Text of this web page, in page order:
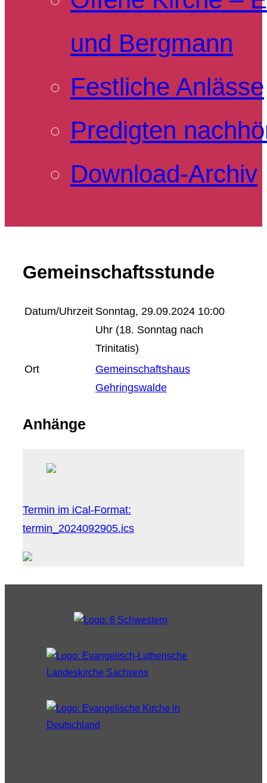
und Bergmann
Festliche Anlässe
Predigten
Download-Archiv
Gemeinschaftsstunde
Datum/Uhrzeit Sonntag, 29.09.2024 10:00
Uhr (18. Sonntag nach
Trinitatis)
Ort
Gemeinschaftshaus
Gehringswalde
Anhänge
Termin im iCal-Format:
termin_2024092905.ics